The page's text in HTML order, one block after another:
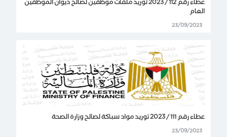
عطاء رقم 112 / 2023 توريد ملفات موظفين لصالح ديوان الموظفين
العام
23/09/2023
عطاء رقم 111 / 2023 توريد مواد سباكة لصالح وزارة الصحة
23/09/2023